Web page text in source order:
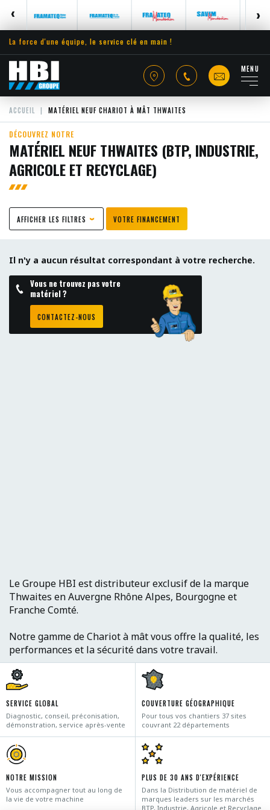
La force d'une équipe, le service clé en main !
MENU
ACCUEIL MATÉRIEL NEUF CHARIOT À MÂT THWAITES
DÉCOUVREZ NOTRE
MATÉRIEL NEUF THWAITES (BTP, INDUSTRIE,
AGRICOLE ET RECYCLAGE)
AFFICHER LES FILTRES VOTRE FINANCEMENT
Il n'y a aucun résultat correspondant à votre recherche.
Vous ne trouvez pas votre
matériel ?
CONTACTEZ-NOUS
Le Groupe HBI est distributeur exclusif de la marque
Thwaites en Auvergne Rhône Alpes, Bourgogne et
Franche Comté.
Notre gamme de Chariot à mât vous offre la qualité, les
performances et la sécurité dans votre travail.
SERVICE GLOBAL
Diagnostic, conseil, préconisation,
démonstration, service après-vente
COUVERTURE GÉOGRAPHIQUE
Pour tous vos chantiers 37 sites
couvrant 22 départements
NOTRE MISSION
Vous accompagner tout au long de
la vie de votre machine
PLUS DE 30 ANS D'EXPÉRIENCE
Dans la Distribution de matériel de
marques leaders sur les marchés
BTP, Industrie, Agricole et Recyclage